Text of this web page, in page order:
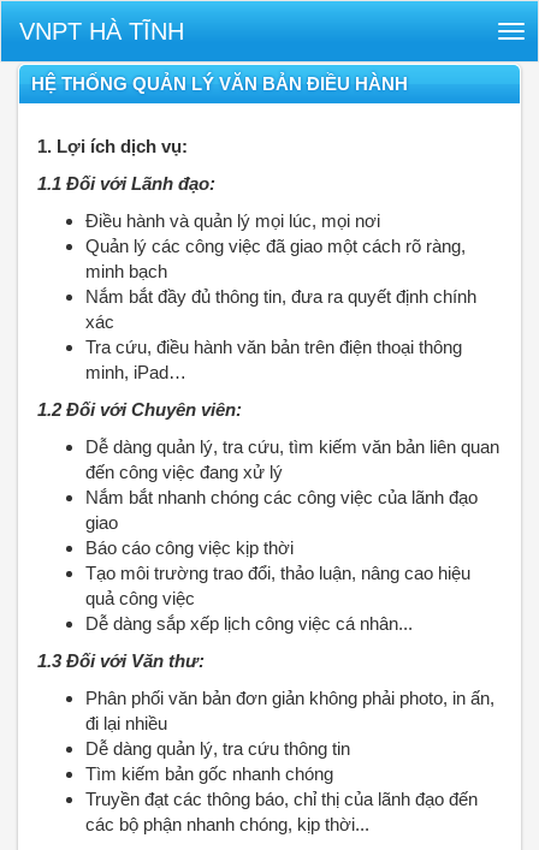
VNPT HÀ TĨNH
HỆ THỐNG QUẢN LÝ VĂN BẢN ĐIỀU HÀNH
1. Lợi ích dịch vụ:
1.1 Đối với Lãnh đạo:
Điều hành và quản lý mọi lúc, mọi nơi
Quản lý các công việc đã giao một cách rõ ràng,
minh bạch
Nắm bắt đầy đủ thông tin, đưa ra quyết định chính
xác
Tra cứu, điều hành văn bản trên điện thoại thông
minh, iPad…
1.2 Đối với Chuyên viên:
Dễ dàng quản lý, tra cứu, tìm kiếm văn bản liên quan
đến công việc đang xử lý
Nắm bắt nhanh chóng các công việc của lãnh đạo
giao
Báo cáo công việc kịp thời
Tạo môi trường trao đổi, thảo luận, nâng cao hiệu
quả công việc
Dễ dàng sắp xếp lịch công việc cá nhân...
1.3 Đối với Văn thư:
Phân phối văn bản đơn giản không phải photo, in ấn,
đi lại nhiều
Dễ dàng quản lý, tra cứu thông tin
Tìm kiếm bản gốc nhanh chóng
Truyền đạt các thông báo, chỉ thị của lãnh đạo đến
các bộ phận nhanh chóng, kịp thời...